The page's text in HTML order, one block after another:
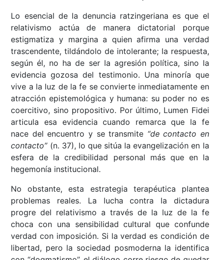
Lo esencial de la denuncia ratzingeriana es que el
relativismo actúa de manera dictatorial porque
estigmatiza y margina a quien afirma una verdad
trascendente, tildándolo de intolerante; la respuesta,
según él, no ha de ser la agresión política, sino la
evidencia gozosa del testimonio. Una minoría que
vive a la luz de la fe se convierte inmediatamente en
atracción epistemológica y humana: su poder no es
coercitivo, sino propositivo. Por último, Lumen Fidei
articula esa evidencia cuando remarca que la fe
nace del encuentro y se transmite “de contacto en
contacto”(n. 37), lo que sitúa la evangelización en la
esfera de la credibilidad personal más que en la
hegemonía institucional.
No obstante, esta estrategia terapéutica plantea
problemas reales. La lucha contra la dictadura
progre del relativismo a través de la luz de la fe
choca con una sensibilidad cultural que confunde
verdad con imposición. Si la verdad es condición de
libertad, pero la sociedad posmoderna la identifica